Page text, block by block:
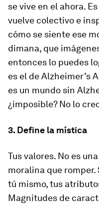
se vive en el ahora.
vuelve colectivo e
cómo se siente ese
dimana, que
entonces lo puedes
es el de Alzheimer’s
es un mundo sin
¿imposible? No lo
3. Define la mística
Tus valores. No es
moralina que
tú mismo, tus
Magnitudes de